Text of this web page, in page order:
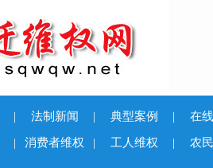
| 法制新闻 | 典型案例 | 在
| 消费者维权 | 工人维权 | 农